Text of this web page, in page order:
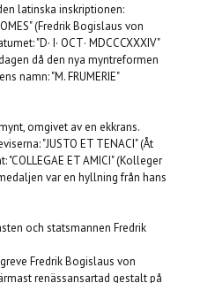
latinska inskriptionen:
(Fredrik Bogislaus von
"D· I· OCT· MDCCCXXXIV"
då den nya myntreformen
namn: "M. FRUMERIE"
omgivet av en ekkrans.
"JUSTO ET TENACI" (Åt
ET AMICI" (Kolleger
var en hyllning från hans
och statsmannen Fredrik
Fredrik Bogislaus von
renässansartad gestalt på